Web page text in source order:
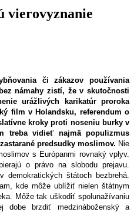
vierovyznanie
či zákazov používania
námahy zistí, že v skutočnosti
urážlivých karikatúr proroka
film v Holandsku, referendum o
kroky proti noseniu burky v
treba vidieť najmä populizmus
predsudky moslimov. Nie
s Európanmi rovnaký vplyv.
o právo na slobodu prejavu.
štátoch bezbrehá.
kde môže ublížiť nielen štátnym
Môže tak uškodiť spolunažívaniu
brzdiť medzináboženský a